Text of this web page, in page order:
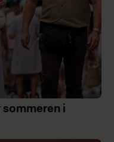
sommeren i